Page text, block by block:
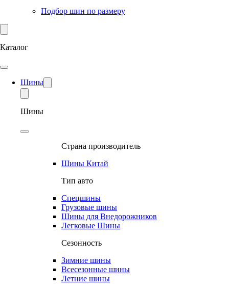
Подбор шин по размеру
Каталог
Шины
Шины
Страна производитель
Шины Китай
Тип авто
Спецшины
Грузовые шины
Шины для Внедорожников
Легковые Шины
Сезонность
Зимние шины
Всесезонные шины
Летние шины